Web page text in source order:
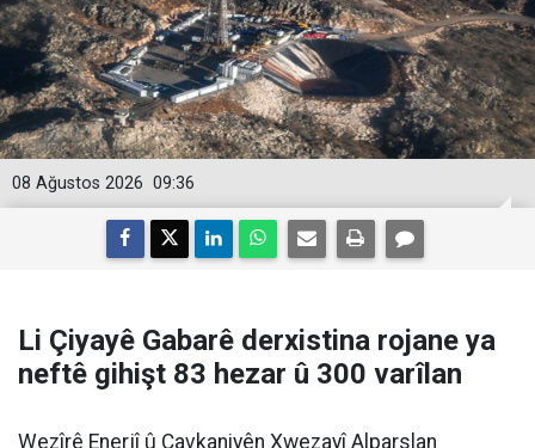
09:36
08 Ağustos 2026
Li Çiyayê Gabarê derxistina rojane ya
neftê gihişt 83 hezar û 300 varîlan
Wezîrê Enerjî û Çavkaniyên Xwezayî Alparslan